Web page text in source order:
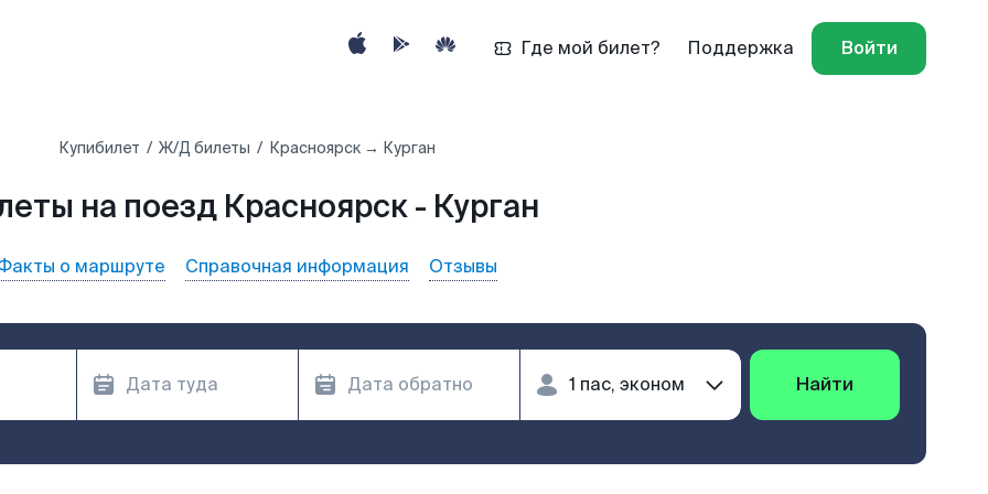
Где мой билет? Поддержка Войти
Купибилет Ж/Д билеты Красноярск → Курган
на поезд Красноярск - Курган
о маршруте Справочная информация Отзывы
Найти